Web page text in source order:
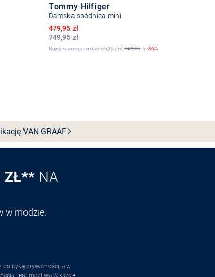
Tommy Hilfiger
Damska spódnica mini
749,95 zł
Obniżona cena
479,95 zł
Najniższa cena z ostatnich 30 dni:749,95zł-36%
VAN GRAAF
ZŁ** NA
w modzie.
polityką prywatności, a w
. jest możliwa w każdej